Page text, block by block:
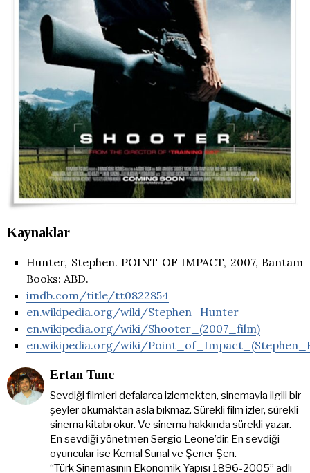
Kaynaklar
Hunter, Stephen. POINT OF IMPACT, 2007, Bantam
Books: ABD.
imdb.com/title/tt0822854
en.wikipedia.org/wiki/Stephen_Hunter
en.wikipedia.org/wiki/Shooter_(2007_film)
en.wikipedia.org/wiki/
Ertan Tunc
Sevdiği filmleri defalarca izlemekten, sinemayla ilgili bir
şeyler okumaktan asla bıkmaz. Sürekli film izler, sürekli
sinema kitabı okur. Ve sinema hakkında sürekli yazar.
En sevdiği yönetmen Sergio Leone’dir. En sevdiği
oyuncular ise Kemal Sunal ve Şener Şen.
“Türk Sinemasının Ekonomik Yapısı 1896-2005” adlı